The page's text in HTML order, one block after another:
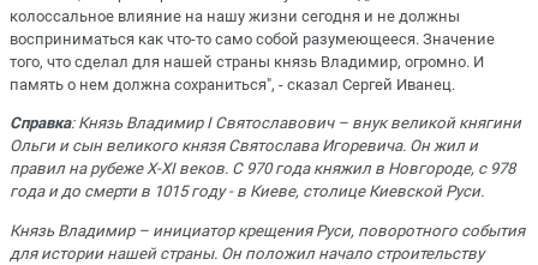
колоссальное влияние на нашу жизни сегодня и не должны
восприниматься как что-то само собой разумеющееся. Значение
того, что сделал для нашей страны князь Владимир, огромно. И
память о нем должна сохраниться", - сказал Сергей Иванец.
Справка: Князь Владимир I Святославович – внук великой княгини
Ольги и сын великого князя Святослава Игоревича. Он жил и
правил на рубеже X-XI веков. С 970 года княжил в Новгороде, с 978
года и до смерти в 1015 году - в Киеве, столице Киевской Руси.
Князь Владимир – инициатор крещения Руси, поворотного события
для истории нашей страны. Он положил начало строительству